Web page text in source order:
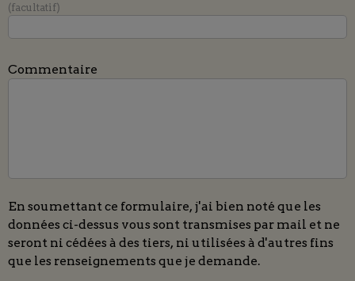
facultatif
Commentaire
En soumettant ce formulaire, j'ai bien noté que les
données ci-dessus vous sont transmises par mail et ne
seront ni cédées à des tiers, ni utilisées à d'autres fins
que les renseignements que je demande.